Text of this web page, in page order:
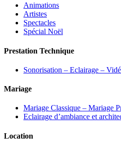
Animations
Artistes
Spectacles
Spécial Noël
Prestation Technique
Sonorisation – Eclairage –
Mariage
Mariage Classique – Mariage
Eclairage d’ambiance et
Location